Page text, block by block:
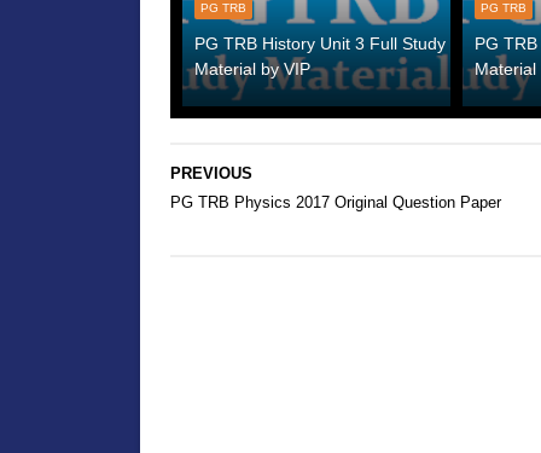
PG TRB
PG TRB History Unit 3 Full Study
Material by VIP
PG TRB
PG
Material
PREVIOUS
PG TRB Physics 2017 Original Question Paper